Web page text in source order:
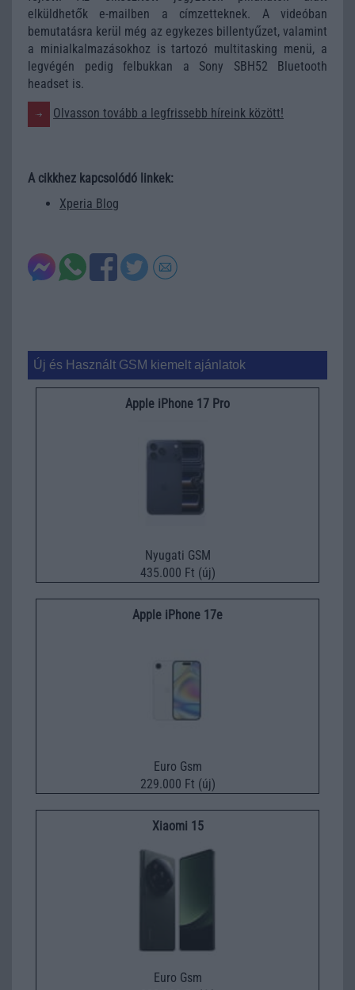
elküldhetők e-mailben a címzetteknek. A videóban
bemutatásra kerül még az egykezes billentyűzet, valamint
a minialkalmazásokhoz is tartozó multitasking menü, a
legvégén pedig felbukkan a Sony SBH52 Bluetooth
headset is.
Olvasson tovább a legfrissebb híreink között!
A cikkhez kapcsolódó linkek:
Xperia Blog
Új és Használt GSM kiemelt ajánlatok
Apple iPhone 17 Pro
Nyugati GSM
435.000 Ft (új)
Apple iPhone 17e
Euro Gsm
229.000 Ft (új)
Xiaomi 15
Euro Gsm